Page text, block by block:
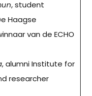
, student
Haagse
van de ECHO
, alumni Institute for
researcher